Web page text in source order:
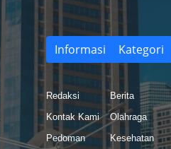
Informasi
Redaksi
Kontak Kami
Pedoman
Kategori
Berita
Olahraga
Kesehatan